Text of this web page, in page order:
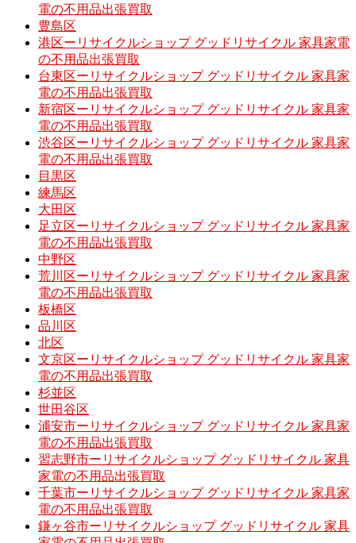
電の不用品出張買取
豊島区
港区ーリサイクルショップ グッドリサイクル 家具家電
の不用品出張買取
台東区ーリサイクルショップ グッドリサイクル 家具家
電の不用品出張買取
新宿区ーリサイクルショップ グッドリサイクル 家具家
電の不用品出張買取
渋谷区ーリサイクルショップ グッドリサイクル 家具家
電の不用品出張買取
目黒区
練馬区
大田区
足立区ーリサイクルショップ グッドリサイクル 家具家
電の不用品出張買取
中野区
荒川区ーリサイクルショップ グッドリサイクル 家具家
電の不用品出張買取
板橋区
品川区
北区
文京区ーリサイクルショップ グッドリサイクル 家具家
電の不用品出張買取
杉並区
世田谷区
浦安市ーリサイクルショップ グッドリサイクル 家具家
電の不用品出張買取
習志野市ーリサイクルショップ グッドリサイクル 家具
家電の不用品出張買取
千葉市ーリサイクルショップ グッドリサイクル 家具家
電の不用品出張買取
鎌ヶ谷市ーリサイクルショップ グッドリサイクル 家具